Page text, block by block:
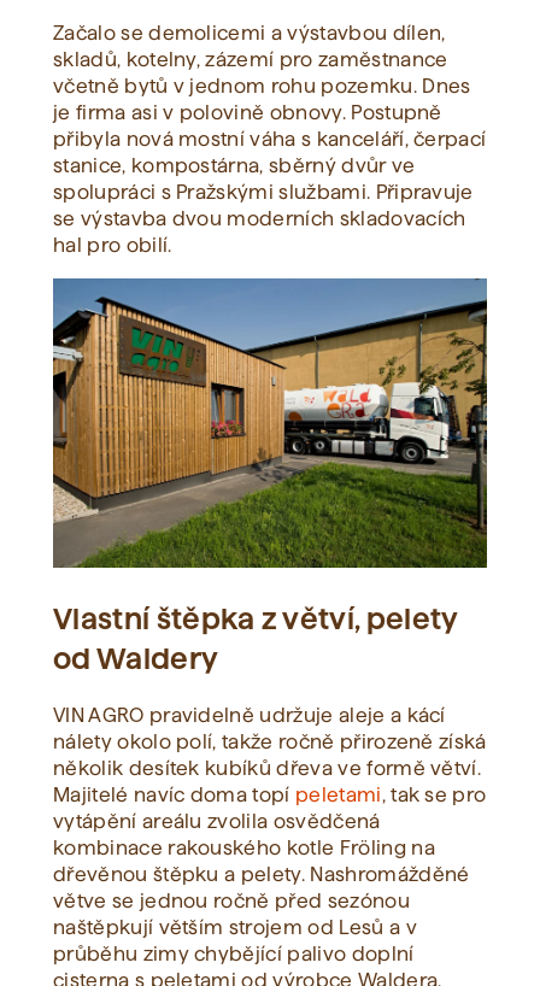
Začalo se demolicemi a výstavbou dílen,
skladů, kotelny, zázemí pro zaměstnance
včetně bytů v jednom rohu pozemku. Dnes
je firma asi v polovině obnovy. Postupně
přibyla nová mostní váha s kanceláří, čerpací
stanice, kompostárna, sběrný dvůr ve
spolupráci s Pražskými službami. Připravuje
se výstavba dvou moderních skladovacích
hal pro obilí.
Vlastní štěpka z větví, pelety
od Waldery
VIN AGRO pravidelně udržuje aleje a kácí
nálety okolo polí, takže ročně přirozeně získá
několik desítek kubíků dřeva ve formě větví.
Majitelé navíc doma topí peletami, tak se pro
vytápění areálu zvolila osvědčená
kombinace rakouského kotle Fröling na
dřevěnou štěpku a pelety. Nashromážděné
větve se jednou ročně před sezónou
naštěpkují větším strojem od Lesů a v
průběhu zimy chybějící palivo doplní
cisterna s peletami od výrobce Waldera.